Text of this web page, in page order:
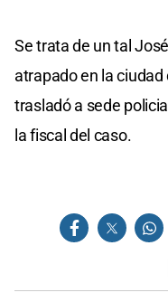
Se trata de un tal
atrapado en la
trasladó a sede
la fiscal del caso.